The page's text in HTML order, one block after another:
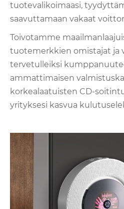
tuotevalikoimaasi,
saavuttamaan vakaat
Toivotamme
tuotemerkkien omistajat ja
tervetulleiksi
ammattimaisen
korkealaatuisten CD-
yrityksesi kasvua